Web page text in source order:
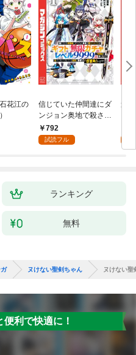
花江の
信じていた仲間達にダ
ンジョン奥地で殺され
かけたがギフト『無限
ガチャ』でレベル９９
（１）
792
試読フル
追
強
～
ランキング
無料
ヌけない聖剣ちゃん ヌけない聖
利で快適に！